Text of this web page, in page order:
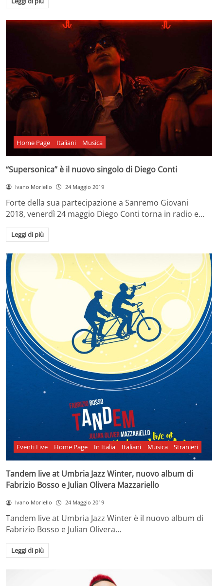
Home Page Italiani Musica
“Supersonica” è il nuovo singolo di Diego Conti
Ivano Moriello 24 Maggio 2019
Forte della sua partecipazione a Sanremo Giovani
2018, venerdì 24 maggio Diego Conti torna in radio e…
Leggi di più
Eventi Live Home Page In Italia Italiani Musica Stranieri
Tandem live at Umbria Jazz Winter, nuovo album di
Fabrizio Bosso e Julian Olivera Mazzariello
Ivano Moriello 24 Maggio 2019
Tandem live at Umbria Jazz Winter è il nuovo album di
Fabrizio Bosso e Julian Olivera…
Leggi di più